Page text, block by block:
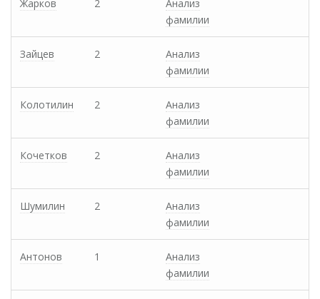
Жарков 2
Анализ
фамилии
Зайцев 2
Анализ
фамилии
Колотилин 2
Анализ
фамилии
Кочетков 2
Анализ
фамилии
Шумилин 2
Анализ
фамилии
Антонов 1
Анализ
фамилии